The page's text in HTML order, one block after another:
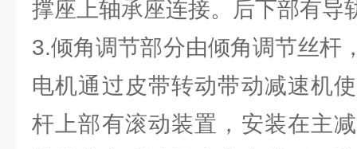
撑座上轴承座连接。后下部有导
3.倾角调节部分由倾角调节丝杆
电机通过皮带转动带动减速机
杆上部有滚动装置，安装在主